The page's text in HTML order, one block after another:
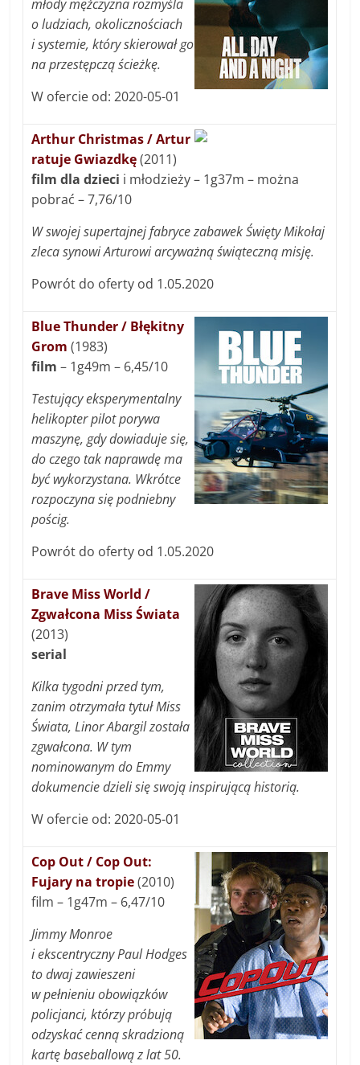
młody mężczyzna rozmyśla
o ludziach, okolicznościach
i systemie, który skierował go
na przestępczą ścieżkę.
W ofercie od: 2020-05-01
Arthur Christmas / Artur
ratuje Gwiazdkę(2011)
film dla dzieci i młodzieży – 1g37m – można
pobrać – 7,76/10
W swojej supertajnej fabryce zabawek Święty Mikołaj
zleca synowi Arturowi arcyważną świąteczną misję.
Powrót do oferty od 1.05.2020
Blue Thunder / Błękitny
Grom (1983)
film – 1g49m – 6,45/10
Testujący eksperymentalny
helikopter pilot porywa
maszynę, gdy dowiaduje się,
do czego tak naprawdę ma
być wykorzystana. Wkrótce
rozpoczyna się podniebny
pościg.
Powrót do oferty od 1.05.2020
Brave Miss World /
Zgwałcona Miss Świata
(2013)
serial
Kilka tygodni przed tym,
zanim otrzymała tytuł Miss
Świata, Linor Abargil została
zgwałcona. W tym
nominowanym do Emmy
dokumencie dzieli się swoją inspirującą historią.
W ofercie od: 2020-05-01
Cop Out / Cop Out:
Fujary na tropie(2010)
film – 1g47m – 6,47/10
Jimmy Monroe
i ekscentryczny Paul Hodges
to dwaj zawieszeni
w pełnieniu obowiązków
policjanci, którzy próbują
odzyskać cenną skradzioną
kartę baseballową z lat 50.